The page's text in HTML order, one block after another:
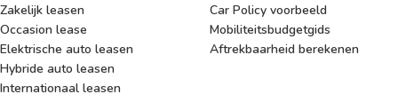
Zakelijk leasen
Occasion lease
Elektrische auto leasen
Hybride auto leasen
Internationaal leasen
Car Policy voorbeeld
Mobiliteitsbudgetgids
Aftrekbaarheid berekenen